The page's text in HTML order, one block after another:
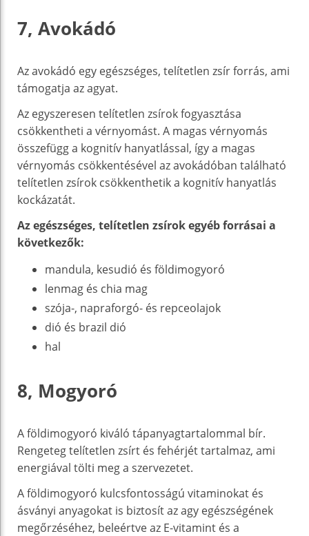
7, Avokádó
Az avokádó egy egészséges, telítetlen zsír forrás, ami
támogatja az agyat.
Az egyszeresen telítetlen zsírok fogyasztása
csökkentheti a vérnyomást. A magas vérnyomás
összefügg a kognitív hanyatlással, így a magas
vérnyomás csökkentésével az avokádóban található
telítetlen zsírok csökkenthetik a kognitív hanyatlás
kockázatát.
Az egészséges, telítetlen zsírok egyéb forrásai a
következők:
mandula, kesudió és földimogyoró
lenmag és chia mag
szója-, napraforgó- és repceolajok
dió és brazil dió
hal
8, Mogyoró
A földimogyoró kiváló tápanyagtartalommal bír.
Rengeteg telítetlen zsírt és fehérjét tartalmaz, ami
energiával tölti meg a szervezetet.
A földimogyoró kulcsfontosságú vitaminokat és
ásványi anyagokat is biztosít az agy egészségének
megőrzéséhez, beleértve az E-vitamint és a